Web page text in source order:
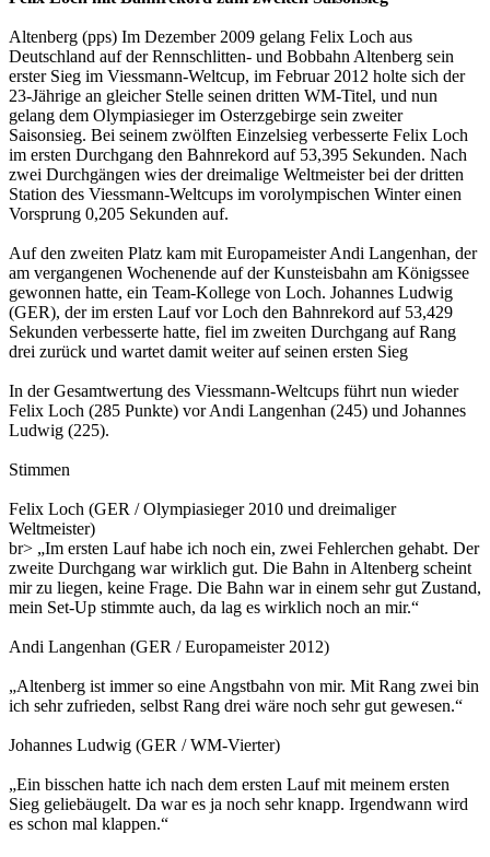
Altenberg (pps) Im Dezember 2009 gelang Felix Loch aus
Deutschland auf der Rennschlitten- und Bobbahn Altenberg sein
erster Sieg im Viessmann-Weltcup, im Februar 2012 holte sich der
23-Jährige an gleicher Stelle seinen dritten WM-Titel, und nun
gelang dem Olympiasieger im Osterzgebirge sein zweiter
Saisonsieg. Bei seinem zwölften Einzelsieg verbesserte Felix Loch
im ersten Durchgang den Bahnrekord auf 53,395 Sekunden. Nach
zwei Durchgängen wies der dreimalige Weltmeister bei der dritten
Station des Viessmann-Weltcups im vorolympischen Winter einen
Vorsprung 0,205 Sekunden auf.
Auf den zweiten Platz kam mit Europameister Andi Langenhan, der
am vergangenen Wochenende auf der Kunsteisbahn am Königssee
gewonnen hatte, ein Team-Kollege von Loch. Johannes Ludwig
(GER), der im ersten Lauf vor Loch den Bahnrekord auf 53,429
Sekunden verbesserte hatte, fiel im zweiten Durchgang auf Rang
drei zurück und wartet damit weiter auf seinen ersten Sieg
In der Gesamtwertung des Viessmann-Weltcups führt nun wieder
Felix Loch (285 Punkte) vor Andi Langenhan (245) und Johannes
Ludwig (225).
Stimmen
Felix Loch (GER / Olympiasieger 2010 und dreimaliger
Weltmeister)
br> „Im ersten Lauf habe ich noch ein, zwei Fehlerchen gehabt. Der
zweite Durchgang war wirklich gut. Die Bahn in Altenberg scheint
mir zu liegen, keine Frage. Die Bahn war in einem sehr gut Zustand,
mein Set-Up stimmte auch, da lag es wirklich noch an mir.“
Andi Langenhan (GER / Europameister 2012)
„Altenberg ist immer so eine Angstbahn von mir. Mit Rang zwei bin
ich sehr zufrieden, selbst Rang drei wäre noch sehr gut gewesen.“
Johannes Ludwig (GER / WM-Vierter)
„Ein bisschen hatte ich nach dem ersten Lauf mit meinem ersten
Sieg geliebäugelt. Da war es ja noch sehr knapp. Irgendwann wird
es schon mal klappen.“